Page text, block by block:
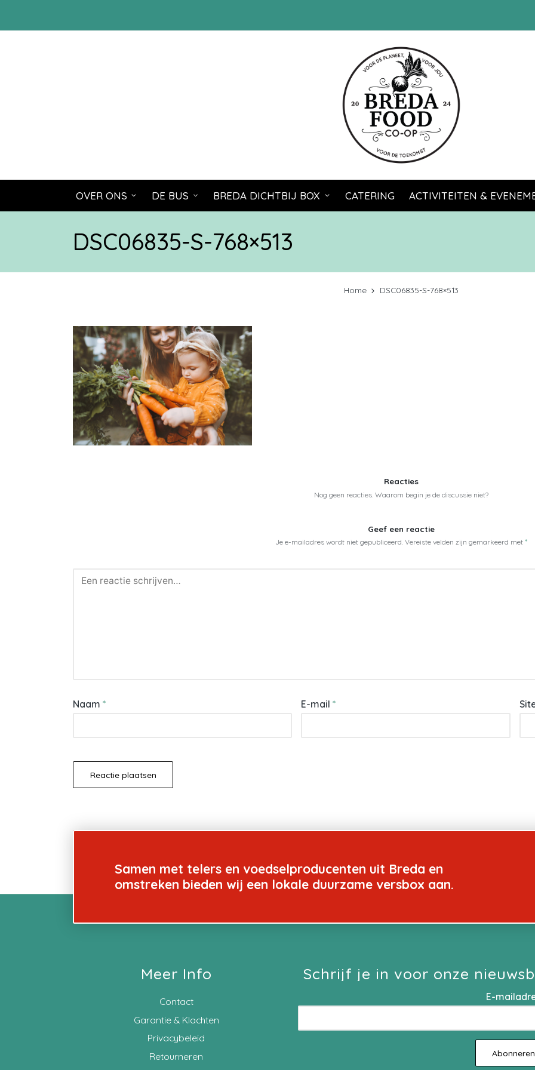
OVER ONS DE BUS BREDA DICHTBIJ BOX CATERING ACTIVITEITEN &
DSC06835-S-768×513
Home DSC06835-S-768×513
Reacties
Nog geen reacties. Waarom begin je de discussie niet?
Geef een reactie
Je e-mailadres wordt niet gepubliceerd. Vereiste velden zijn gemarkeerd met *
Naam * E-mail *
Samen met telers en voedselproducenten uit Breda en
omstreken bieden wij een lokale duurzame versbox aan.
Meer Info
Contact
Garantie & Klachten
Privacybeleid
Retourneren
Schrijf je in voor onze
E-